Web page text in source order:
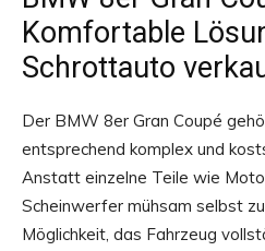
Komfortable
Schrottauto
Der BMW 8er Gran Coupé
entsprechend komplex und
Anstatt einzelne Teile wie
Scheinwerfer mühsam selbst
Möglichkeit, das Fahrzeug